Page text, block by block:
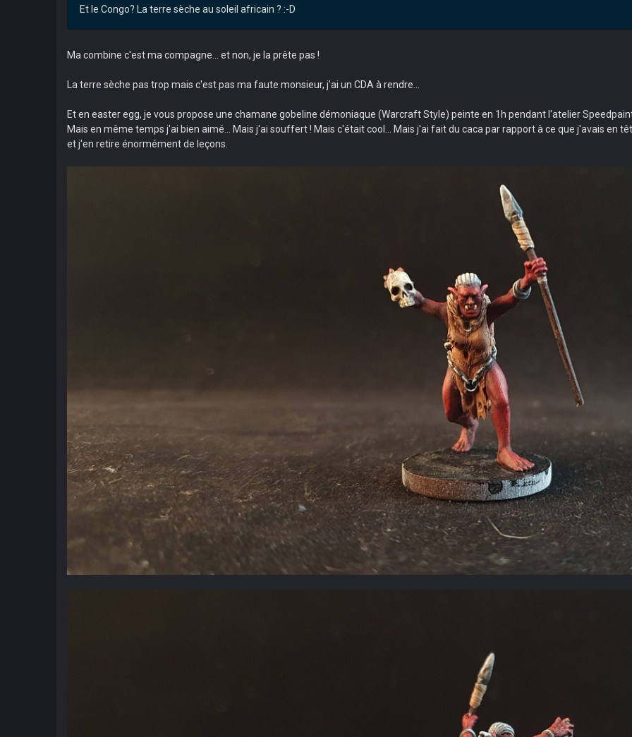
Et le Congo? La terre sèche au soleil africain ? :-D
Ma combine c'est ma compagne... et non, je la prête pas !
La terre sèche pas trop mais c'est pas ma faute monsieur, j'ai un CDA à rendre...
Et en easter egg, je vous propose une chamane gobeline démoniaque (Warcraft Style) peinte en 1h pendant l'atelier
Mais en même temps j'ai bien aimé... Mais j'ai souffert ! Mais c'était cool... Mais j'ai fait du caca par rapport à ce que j'avais en
et j'en retire énormément de leçons.